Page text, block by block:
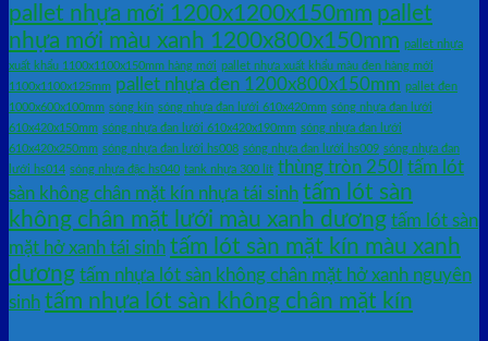
pallet nhựa mới 1200x1200x150mm pallet
nhựa mới màu xanh 1200x800x150mm pallet nhựa
xuất khẩu 1100x1100x150mm hàng mới pallet nhựa xuất khẩu màu đen hàng mới
1100x1100x125mm pallet nhựa đen 1200x800x150mm pallet đen
1000x600x100mm sóng kín sóng nhựa đan lưới 610x420mm sóng nhựa đan lưới
610x420x150mm sóng nhựa đan lưới 610x420x190mm sóng nhựa đan lưới
610x420x250mm sóng nhựa đan lưới hs008 sóng nhựa đan lưới hs009 sóng nhựa đan
lưới hs014 sóng nhựa đặc hs040 tank nhựa 300 lít thùng tròn 250l tấm lót
sàn không chân mặt kín nhựa tái sinh tấm lót sàn
không chân mặt lưới màu xanh dương tấm lót sàn
mặt hở xanh tái sinh tấm lót sàn mặt kín màu xanh
dương tấm nhựa lót sàn không chân mặt hở xanh nguyên
sinh tấm nhựa lót sàn không chân mặt kín